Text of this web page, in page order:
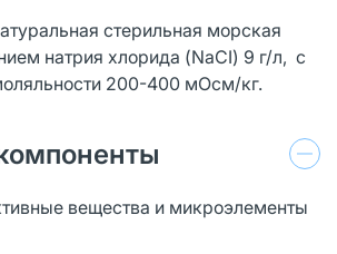
стерильная морская
натрия хлорида (NaCI) 9 г/л, с
200-400 мОсм/кг.
вещества и микроэлементы